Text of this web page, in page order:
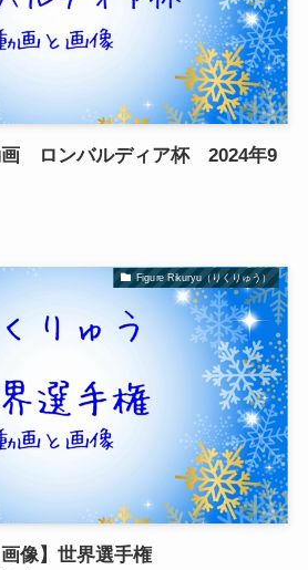
ロンバルディア杯 2024年9
Figure Rikuryu（りくりゅう）
像】世界選手権